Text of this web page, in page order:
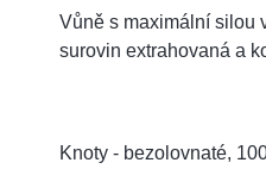
Vůně s maximální silou
surovin extrahovaná a
Knoty - bezolovnaté,